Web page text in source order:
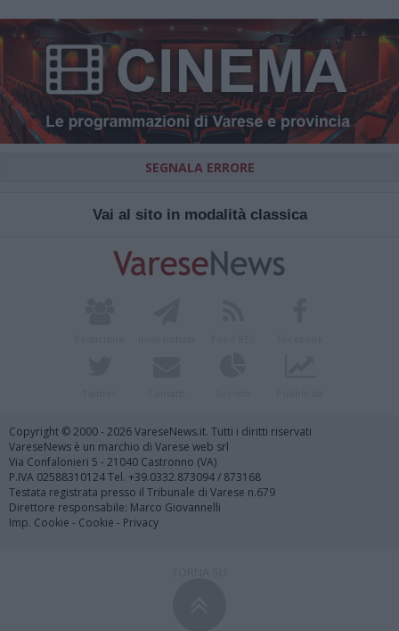
SEGNALA ERRORE
Vai al sito in modalità classica
Copyright © 2000 - 2026 VareseNews.it. Tutti i diritti riservati
VareseNews è un marchio di Varese web srl
Via Confalonieri 5 - 21040 Castronno (VA)
P.IVA 02588310124 Tel. +39.0332.873094 / 873168
Testata registrata presso il Tribunale di Varese n.679
Direttore responsabile: Marco Giovannelli
Imp. Cookie - Cookie - Privacy